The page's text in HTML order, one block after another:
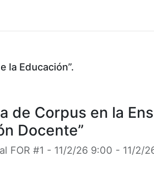
la Educación”.
de Corpus en la
Docente”
FOR #1 - 11/2/26 9:00 - 11/2/